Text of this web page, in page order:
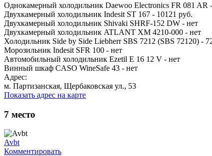
Однокамерный холодильник Daewoo Electronics FR 081 AR
Двухкамерный холодильник Indesit ST 167 - 10121 руб.
Двухкамерный холодильник Shivaki SHRF-152 DW - нет
Двухкамерный холодильник ATLANT ХМ 4210-000 - нет
Холодильник Side by Side Liebherr SBS 7212 (SBS 72120) -
Морозильник Indesit SFR 100 - нет
Автомобильный холодильник Ezetil E 16 12 V - нет
Винный шкаф CASO WineSafe 43 - нет
Адрес:
м. Партизанская, Щербаковская ул., 53
Показать адрес на карте
7 место
Avbt
Комментировать